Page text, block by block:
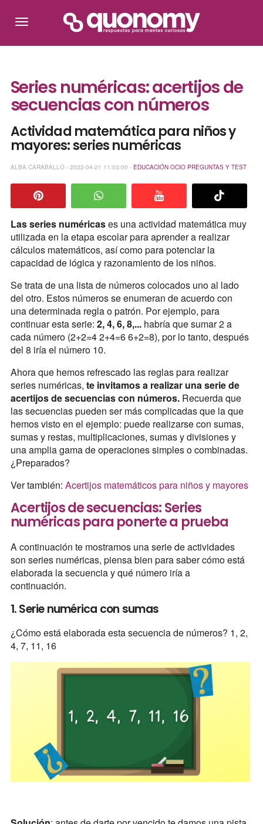
Series numéricas: acertijos de
secuencias con números
Actividad matemática para niños y
mayores: series numéricas
ALBA CARABALLO - 2022-04-21 11:03:00 - EDUCACIÓN OCIO PREGUNTAS Y TEST
Las series numéricases una actividad matemática muy
utilizada en la etapa escolar para aprender a realizar
cálculos matemáticos, así como para potenciar la
capacidad de lógica y razonamiento de los niños.
Se trata de una lista de números colocados uno al lado
del otro. Estos números se enumeran de acuerdo con
una determinada regla o patrón. Por ejemplo, para
continuar esta serie: 2, 4, 6, 8,... habría que sumar 2 a
cada número (2+2=4 2+4=6 6+2=8), por lo tanto, después
del 8 iría el número 10.
Ahora que hemos refrescado las reglas para realizar
series numéricas, te invitamos a realizar una serie de
acertijos de secuencias con números.Recuerda que
las secuencias pueden ser más complicadas que la que
hemos visto en el ejemplo: puede realizarse con sumas,
sumas y restas, multiplicaciones, sumas y divisiones y
una amplia gama de operaciones simples o combinadas.
¿Preparados?
Ver también: Acertijos matemáticos para niños y mayores
Acertijos de secuencias: Series
numéricas para ponerte a prueba
A continuación te mostramos una serie de actividades
son series numéricas, piensa bien para saber cómo está
elaborada la secuencia y qué número iría a
continuación.
1. Serie numérica con sumas
¿Cómo está elaborada esta secuencia de números? 1, 2,
4, 7, 11, 16